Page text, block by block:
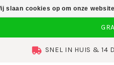
SNEL IN HUIS & 14
slaan cookies op om onze